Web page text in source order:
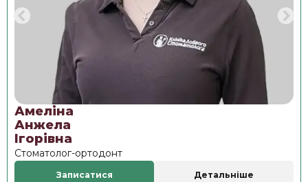
Амеліна
Анжела
Ігорівна
Стоматолог-ортодонт
Записатися Детальніше